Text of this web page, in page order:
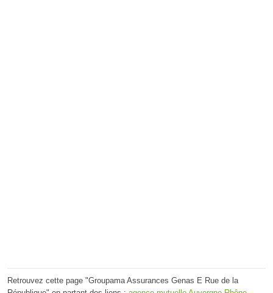
Retrouvez cette page "Groupama Assurances Genas E Rue de la